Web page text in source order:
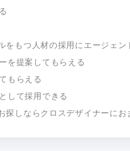
をもつ人材の採用にエージェン
を提案してもらえる
もらえる
して採用できる
探しならクロスデザイナーにお